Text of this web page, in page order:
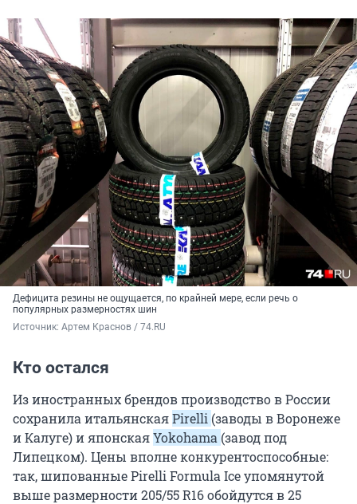
Дефицита резины не ощущается, по крайней мере, если речь о
популярных размерностях шин
Источник: Артем Краснов / 74.RU
Кто остался
Из иностранных брендов производство в России
сохранила итальянскаяPirelli (заводы в Воронеже
и Калуге) и японскаяYokohama (завод под
Липецком). Цены вполне конкурентоспособные:
так, шипованные Pirelli Formula Ice упомянутой
выше размерности 205/55 R16 обойдутся в 25